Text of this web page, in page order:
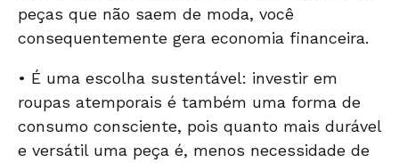
peças que não saem de moda, você
consequentemente gera economia financeira.
• É uma escolha sustentável: investir em
roupas atemporais é também uma forma de
consumo consciente, pois quanto mais durável
e versátil uma peça é, menos necessidade de